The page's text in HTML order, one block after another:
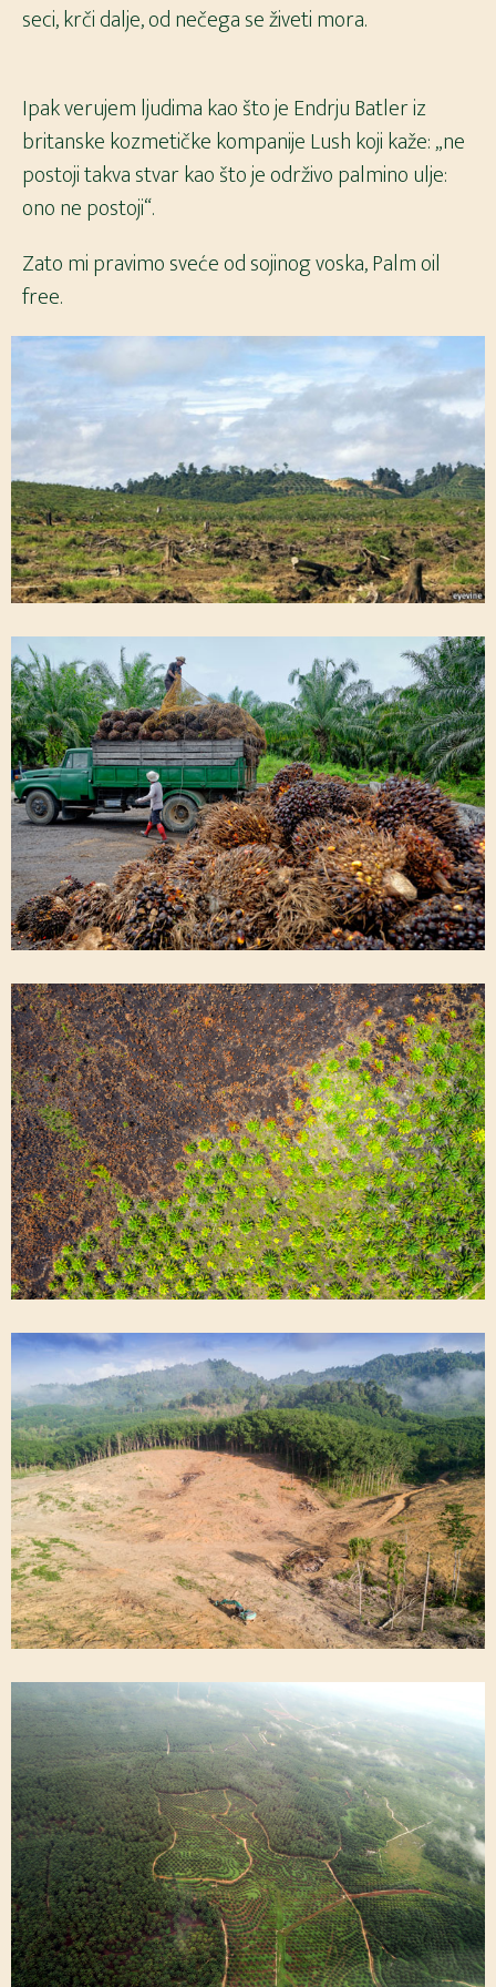
seci, krči dalje, od nečega se živeti mora.
Ipak verujem ljudima kao što je Endrju Batler iz
britanske kozmetičke kompanije Lush koji kaže: „ne
postoji takva stvar kao što je održivo palmino ulje:
ono ne postoji“.
Zato mi pravimosveće od sojinog voska, Palm oil
free.